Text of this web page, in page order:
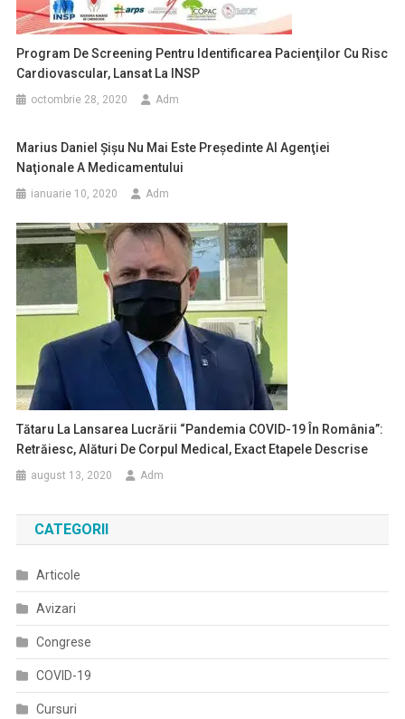
Program De Screening Pentru Identificarea Pacienţilor Cu Risc
Cardiovascular, Lansat La INSP
octombrie 28, 2020 Adm
Marius Daniel Şişu Nu Mai Este Preşedinte Al Agenţiei
Naţionale A Medicamentului
ianuarie 10, 2020 Adm
Tătaru La Lansarea Lucrării “Pandemia COVID-19 În România”:
Retrăiesc, Alături De Corpul Medical, Exact Etapele Descrise
august 13, 2020 Adm
CATEGORII
Articole
Avizari
Congrese
COVID-19
Cursuri